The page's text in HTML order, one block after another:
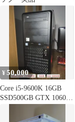
¥50,000
Core i5-9600K 16GB
SSD500GB GTX 1060同